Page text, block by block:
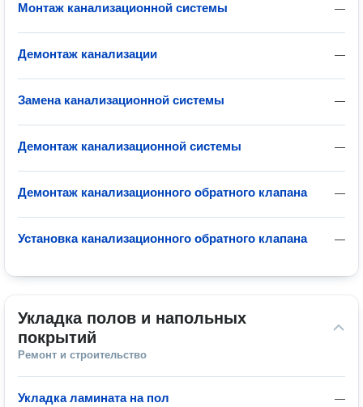
—
Монтаж канализационной системы
—
Демонтаж канализации
—
Замена канализационной системы
—
Демонтаж канализационной системы
—
Демонтаж канализационного обратного клапана
—
Установка канализационного обратного клапана
Укладка полов и напольных
покрытий
Ремонт и строительство
—
Укладка ламината на пол